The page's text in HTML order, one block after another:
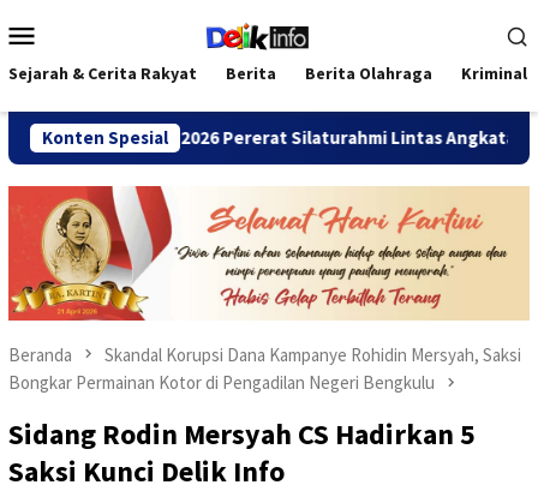
ke
kontenMobile
Sejarah & Cerita Rakyat Berita Berita Olahraga Kriminal
Konten Spesial
Bengkulu 2026 Pererat Silaturahmi Lintas Angkatan
Beranda
Skandal Korupsi Dana Kampanye Rohidin Mersyah, Saksi
Bongkar Permainan Kotor di Pengadilan Negeri Bengkulu
Sidang Rodin Mersyah CS Hadirkan 5
Saksi Kunci Delik Info